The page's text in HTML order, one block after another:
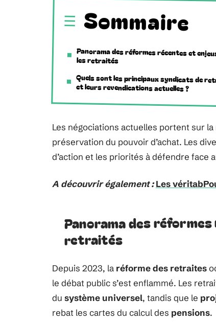
Sommaire
Panorama des réformes récentes et
les retraités
Quels sont les principaux syndicats de
et leurs revendications actuelles ?
Les négociations actuelles portent sur
préservation du pouvoir d’achat. Les
d’action et les priorités à défendre face
A découvrir également : Les
Panorama des
retraités
Depuis 2023, la réforme des retraites
le débat public s’est enflammé. Les
du système universel, tandis que le
rebat les cartes du calcul des pensions.